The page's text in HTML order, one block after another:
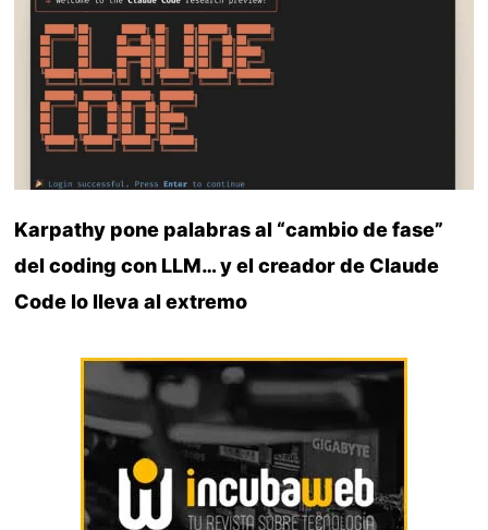
Karpathy pone palabras al “cambio de fase”
del coding con LLM… y el creador de Claude
Code lo lleva al extremo